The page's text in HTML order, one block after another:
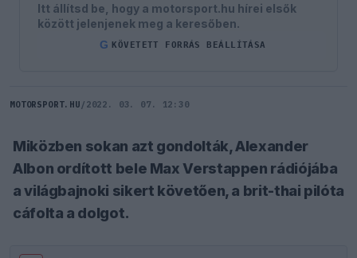
Itt állítsd be, hogy a motorsport.hu hírei elsők
között jelenjenek meg a keresőben.
G KÖVETETT FORRÁS BEÁLLÍTÁSA
MOTORSPORT.HU / 2022. 03. 07. 12:30
Miközben sokan azt gondolták, Alexander
Albon ordított bele Max Verstappen rádiójába
a világbajnoki sikert követően, a brit-thai pilóta
cáfolta a dolgot.